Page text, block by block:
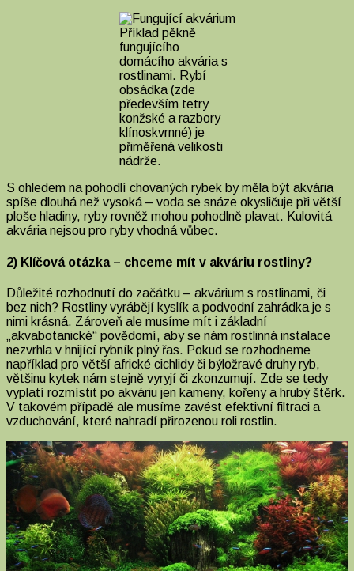
Příklad pěkně
fungujícího
domácího akvária s
rostlinami. Rybí
obsádka (zde
především tetry
konžské a razbory
klínoskvrnné) je
přiměřená velikosti
nádrže.
S ohledem na pohodlí chovaných rybek by měla být akvária
spíše dlouhá než vysoká – voda se snáze okysličuje při větší
ploše hladiny, ryby rovněž mohou pohodlně plavat. Kulovitá
akvária nejsou pro ryby vhodná vůbec.
2) Klíčová otázka – chceme mít v akváriu rostliny?
Důležité rozhodnutí do začátku – akvárium s rostlinami, či
bez nich? Rostliny vyrábějí kyslík a podvodní zahrádka je s
nimi krásná. Zároveň ale musíme mít i základní
„akvabotanické“ povědomí, aby se nám rostlinná instalace
nezvrhla v hnijící rybník plný řas. Pokud se rozhodneme
například pro větší africké cichlidy či býložravé druhy ryb,
většinu kytek nám stejně vyryjí či zkonzumují. Zde se tedy
vyplatí rozmístit po akváriu jen kameny, kořeny a hrubý štěrk.
V takovém případě ale musíme zavést efektivní filtraci a
vzduchování, které nahradí přirozenou roli rostlin.